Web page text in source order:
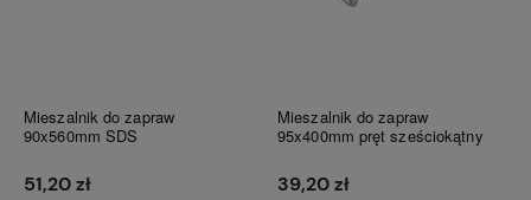
Mieszalnik do zapraw
90x560mm SDS
51,20 zł
Mieszalnik do zapraw
95x400mm pręt sześciokątny
39,20 zł